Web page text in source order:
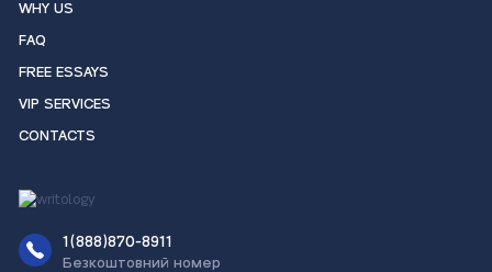
WHY US
FAQ
FREE ESSAYS
VIP SERVICES
CONTACTS
1(888)870-8911
Безкоштовний номер